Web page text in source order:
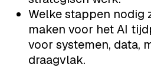
Welke stappen nodig
maken voor het AI
voor systemen, data,
draagvlak.